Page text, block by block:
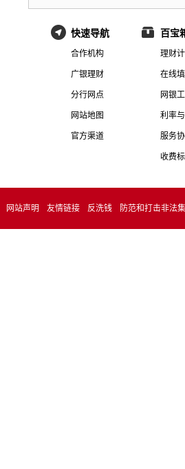
快速导航
合作机构
广银理财
分行网点
网站地图
官方渠道
百宝
理财
在线
网银
利率
服务
收费
网站声明 友情链接 反洗钱 防范和打击非法